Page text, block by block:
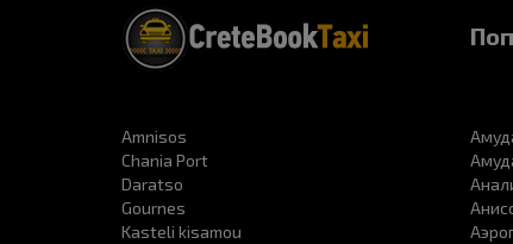
Amnisos
Chania Port
Daratso
Gournes
Kasteli kisamou